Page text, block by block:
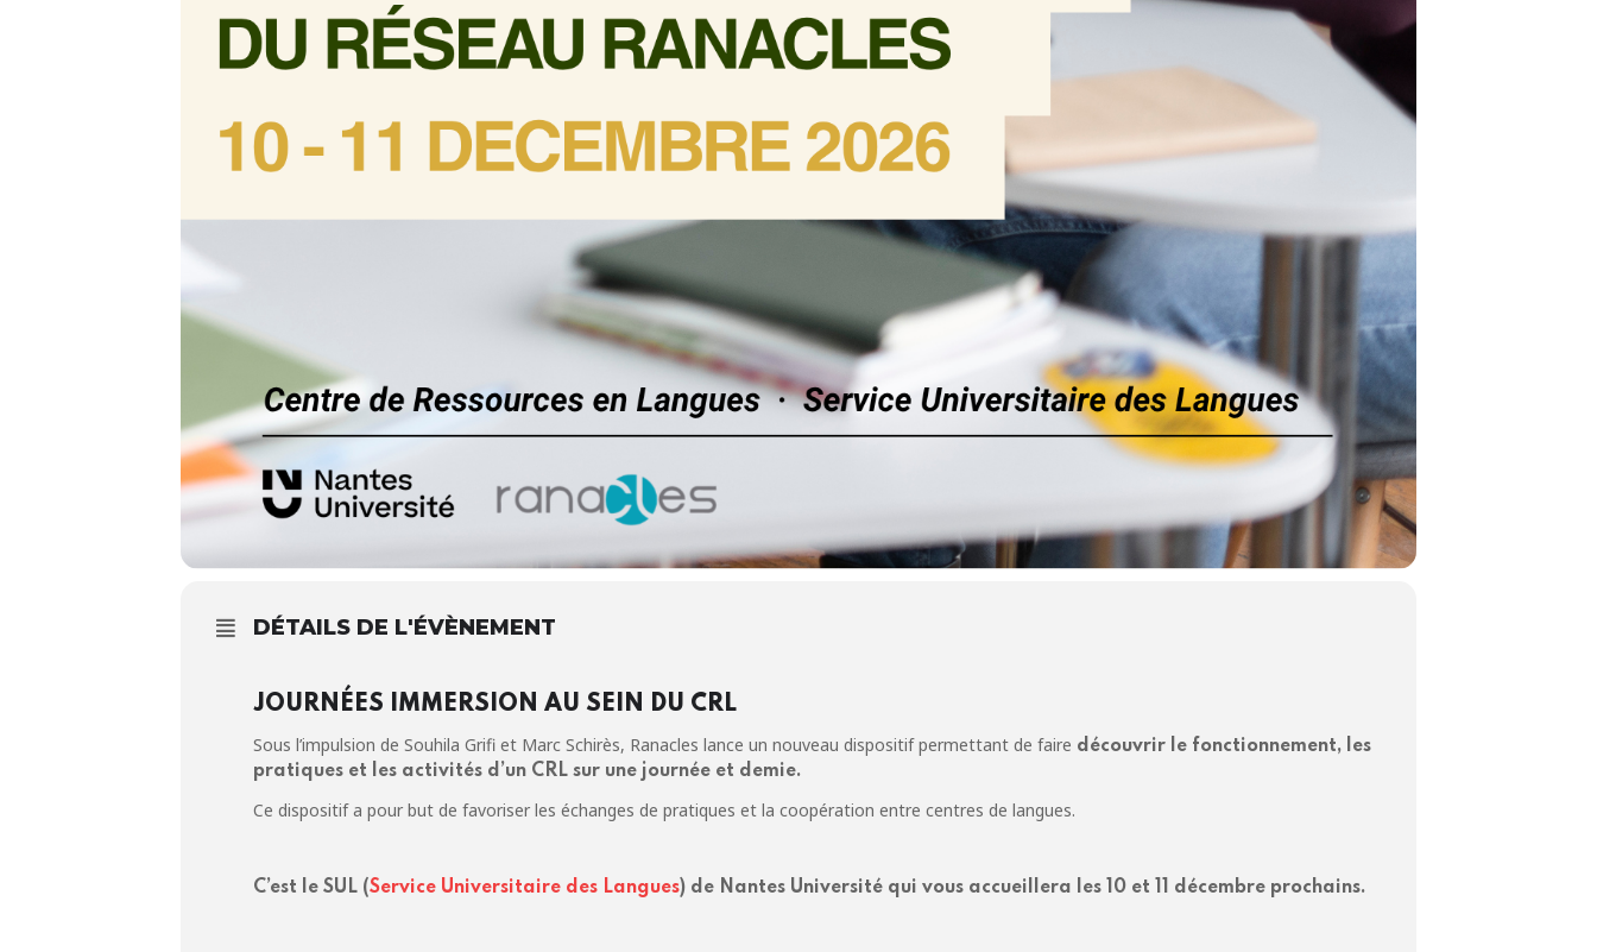
DÉTAILS DE L'ÉVÈNEMENT
JOURNÉES IMMERSION AU SEIN DU CRL
Sous l’impulsion de Souhila Grifi et Marc Schirès, Ranacles lance un nouveau dispositif permettant de faire découvrir le fonctionnement, les
pratiques et les activités d’un CRL sur une journée et demie.
Ce dispositif a pour but de favoriser les échanges de pratiques et la coopération entre centres de langues.
C’est le SUL (Service Universitaire des Langues) de Nantes Université qui vous accueillera les 10 et 11 décembre prochains.